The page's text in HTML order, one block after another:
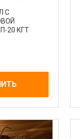
С
20 КГТ